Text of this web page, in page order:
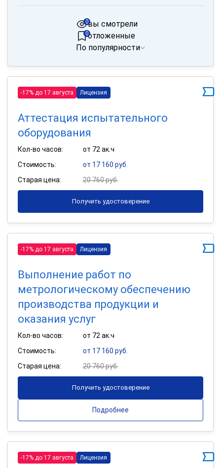
вы смотрели
0
отложенные
0
По популярности
-17% до 17 августа Лицензия
Аттестация испытательного
оборудования
Кол-во часов:
от 72 ак.ч
Стоимость:
от 17 160 руб.
Старая цена:
20 760 руб.
Получить удостоверение
-17% до 17 августа Лицензия
Выполнение работ по
метрологическому обеспечению
производства продукции и
оказания услуг
Кол-во часов:
от 72 ак.ч
Стоимость:
от 17 160 руб.
Старая цена:
20 760 руб.
Получить удостоверение
Подробнее
-17% до 17 августа Лицензия